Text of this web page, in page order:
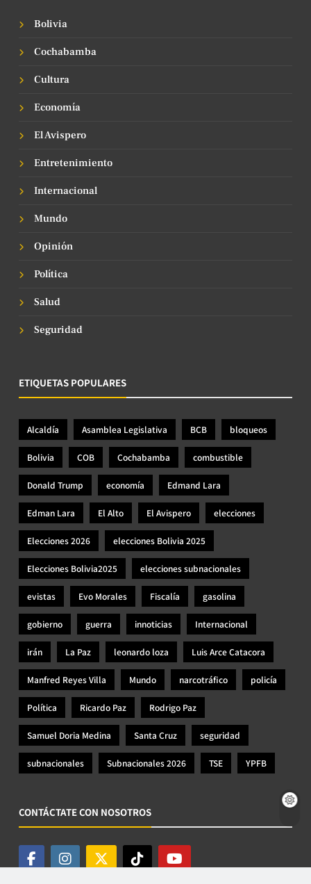
Bolivia
Cochabamba
Cultura
Economía
El Avispero
Entretenimiento
Internacional
Mundo
Opinión
Política
Salud
Seguridad
ETIQUETAS POPULARES
Alcaldía Asamblea Legislativa BCB bloqueos
Bolivia COB Cochabamba combustible
Donald Trump economía Edmand Lara
Edman Lara El Alto El Avispero elecciones
Elecciones 2026 elecciones Bolivia 2025
Elecciones Bolivia2025 elecciones subnacionales
evistas Evo Morales Fiscalía gasolina
gobierno guerra innoticias Internacional
irán La Paz leonardo loza Luis Arce Catacora
Manfred Reyes Villa Mundo narcotráfico policía
Política Ricardo Paz Rodrigo Paz
Samuel Doria Medina Santa Cruz seguridad
subnacionales Subnacionales 2026 TSE YPFB
CONTÁCTATE CON NOSOTROS